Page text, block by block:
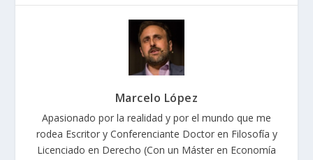
Marcelo López
Apasionado por la realidad y por el mundo que me
rodea Escritor y Conferenciante Doctor en Filosofía y
Licenciado en Derecho (Con un Máster en Economía